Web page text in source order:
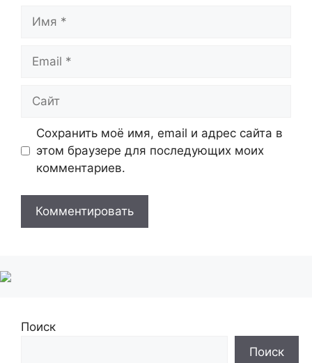
Имя
Email
Сайт
Сохранить моё имя, email и адрес сайта в
этом браузере для последующих моих
комментариев.
Поиск
Поиск